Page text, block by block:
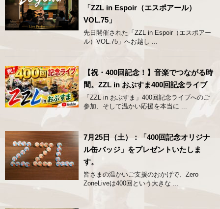
「ZZL in Espoir（エスポアール）
VOL.75」
先日開催された「ZZL in Espoir（エスポアー
ル）VOL.75」へお越し ...
【祝・400回記念！】音楽でつながる時
間。ZZL in おぶすま400回記念ライブ
「ZZL in おぶすま」400回記念ライブへのご
参加、そして温かい応援を本当に ...
7月25日（土）：「400回記念オリジナ
ル缶バッジ」をプレゼントいたしま
す。
皆さまの温かいご支援のおかげで、Zero
ZoneLiveは400回という大きな ...